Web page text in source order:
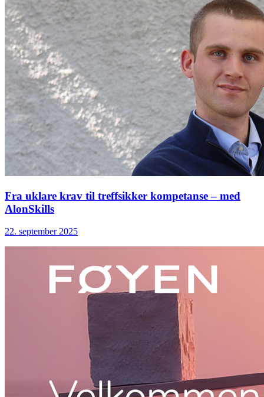
Fra uklare krav til treffsikker kompetanse – med
AlonSkills
22. september 2025